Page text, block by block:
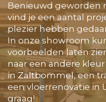
Benieuwd geworden
vind je een aantal
plezier hebben
In onze showroom
voorbeelden laten
naar een andere
in Zaltbommel, een
een vloerrenovatie in
graag!